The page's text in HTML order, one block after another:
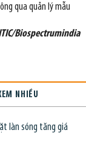
qua quản lý mẫu
Biospectrumindia
NHIỀU
làn sóng tăng giá